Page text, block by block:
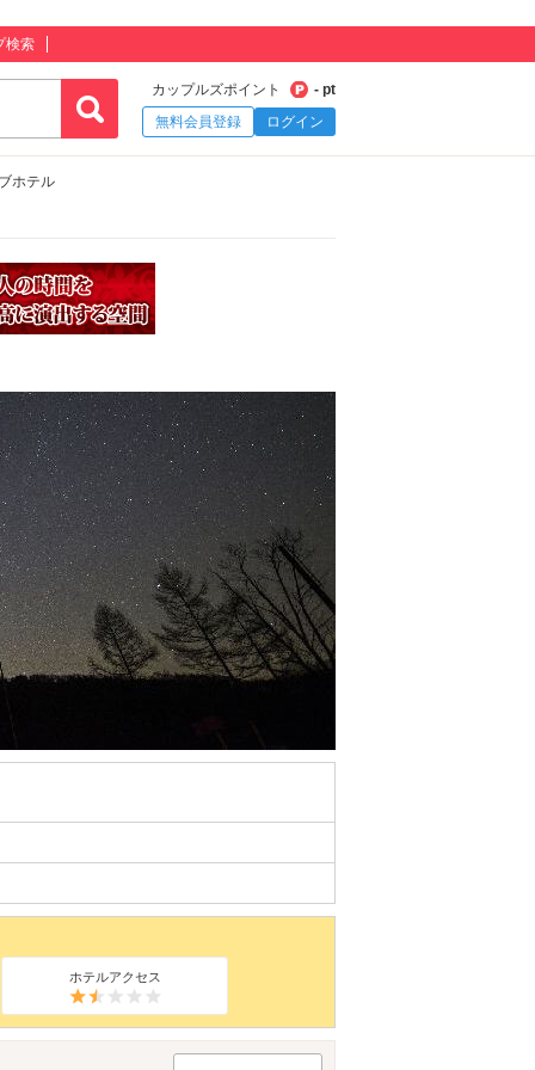
検索
カップルズポイント
- pt
無料会員登録
ログイン
ホテル
ホテルアクセス